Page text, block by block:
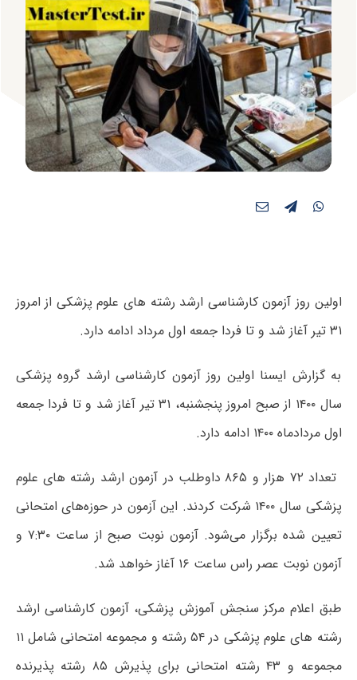
اولین روز آزمون کارشناسی ارشد رشته های علوم پزشکی از امروز
۳۱ تیر آغاز شد و تا فردا جمعه اول مرداد ادامه دارد.
به گزارش ایسنا اولین روز آزمون کارشناسی ارشد گروه پزشکی
سال ۱۴۰۰ از صبح امروز پنجشنبه، ۳۱ تیر آغاز شد و تا فردا جمعه
اول مردادماه ۱۴۰۰ ادامه دارد.
تعداد ۷۲ هزار و ۸۶۵ داوطلب در آزمون ارشد رشته های علوم
پزشکی سال ۱۴۰۰ شرکت کردند. این آزمون در حوزه‌های امتحانی
تعیین شده برگزار می‌شود. آزمون نوبت صبح از ساعت ۷:۳۰ و
آزمون نوبت عصر راس ساعت ۱۶ آغاز خواهد شد.
طبق اعلام مرکز سنجش آموزش پزشکی، آزمون کارشناسی ارشد
رشته های علوم پزشکی در ۵۴ رشته و مجموعه امتحانی شامل ۱۱
مجموعه و ۴۳ رشته امتحانی برای پذیرش ۸۵ رشته پذیرنده